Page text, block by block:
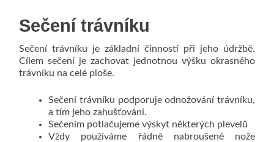
Sečení trávníku
Sečení trávníku je základní činností při jeho údržbě.
Cílem sečení je zachovat jednotnou výšku okrasného
trávníku na celé ploše.
Sečení trávníku podporuje odnožování trávníku,
a tím jeho zahušťování.
Sečením potlačujeme výskyt některých plevelů
Vždy používáme řádně nabroušené nože